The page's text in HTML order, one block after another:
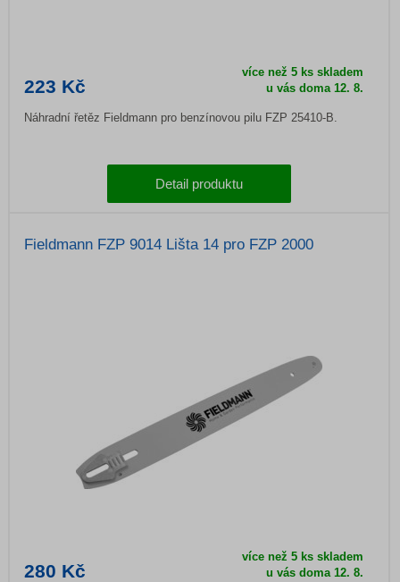
223 Kč
více než 5 ks skladem
u vás doma12. 8.
Náhradní řetěz Fieldmann pro benzínovou pilu FZP 25410-B.
Detail produktu
Fieldmann FZP 9014 Lišta 14 pro FZP 2000
280 Kč
více než 5 ks skladem
u vás doma12. 8.